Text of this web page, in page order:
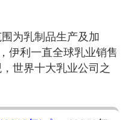
为乳制品生产及加
伊利一直全球乳业销售
世界十大乳业公司之